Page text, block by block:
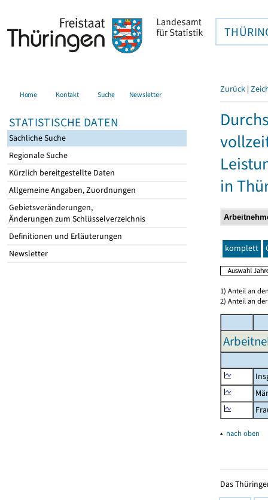
Home Kontakt Suche Newsletter
STATISTISCHE DATEN
Sachliche Suche
Regionale Suche
Kürzlich bereitgestellte Daten
Allgemeine Angaben, Zuordnungen
Gebietsveränderungen,
Änderungen zum Schlüsselverzeichnis
Definitionen und Erläuterungen
Newsletter
Zurück |
in
komplett
1) Anteil an
2) Anteil an
▴ nach oben
Das